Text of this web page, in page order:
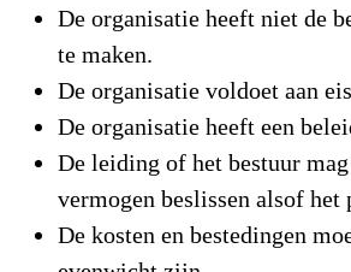
De organisatie heeft niet de
te maken.
De organisatie voldoet aan
De organisatie heeft een
De leiding of het bestuur
vermogen beslissen alsof het
De kosten en bestedingen